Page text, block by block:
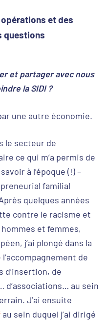
et des
questions
et partager avec nous
la SIDI ?
une autre économie.
le secteur de
ce qui m’a permis de
à l’époque (!) –
familial
quelques années
contre le racisme et
et femmes,
j’ai plongé dans la
de
d’insertion, de
d’associations… au sein
J’ai ensuite
au sein duquel j’ai dirigé